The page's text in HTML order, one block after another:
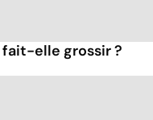
fait-elle grossir ?